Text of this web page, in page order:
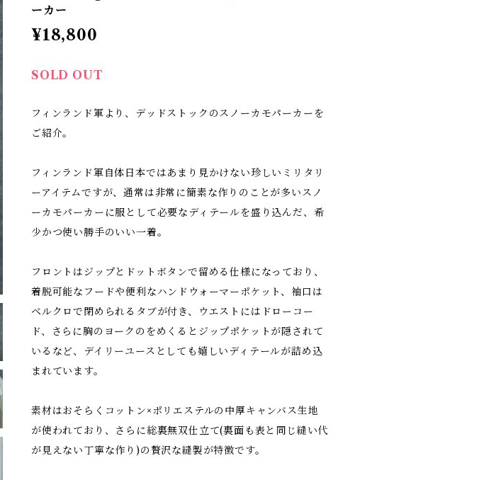
ーカー
¥18,800
SOLD OUT
フィンランド軍より、デッドストックのスノーカモパーカーを
ご紹介。
フィンランド軍自体日本ではあまり見かけない珍しいミリタリ
ーアイテムですが、通常は非常に簡素な作りのことが多いスノ
ーカモパーカーに服として必要なディテールを盛り込んだ、希
少かつ使い勝手のいい一着。
フロントはジップとドットボタンで留める仕様になっており、
着脱可能なフードや便利なハンドウォーマーポケット、袖口は
ベルクロで閉められるタブが付き、ウエストにはドローコー
ド、さらに胸のヨークのをめくるとジップポケットが隠されて
いるなど、デイリーユースとしても嬉しいディテールが詰め込
まれています。
素材はおそらくコットン×ポリエステルの中厚キャンバス生地
が使われており、さらに総裏無双仕立て(裏面も表と同じ縫い代
が見えない丁寧な作り)の贅沢な縫製が特徴です。